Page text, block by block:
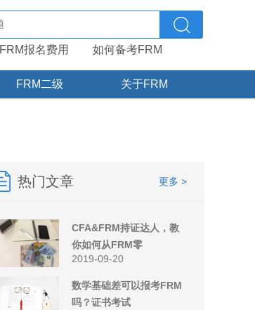
FRM报名费用 如何备考FRM
FRM二级 关于FRM
更多 >
热门文章
CFA&FRM持证达人，教
你如何从FRM零
2019-09-20
数学基础差可以报考FRM
吗？证书考试